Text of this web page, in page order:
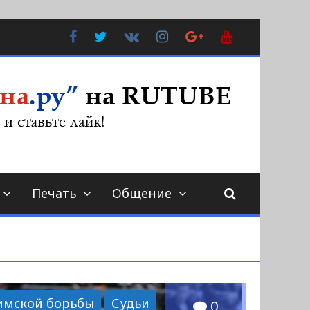
FacebookTwitter
Контакте
Instagram
Google
Plus
Печать Общение
борьбы Судьи 0